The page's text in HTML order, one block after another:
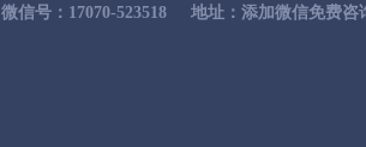
微信号：17070-523518 地址：添加微信免费